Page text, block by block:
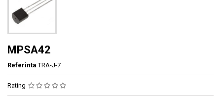
MPSA42
Referinta TRA-J-7
Rating